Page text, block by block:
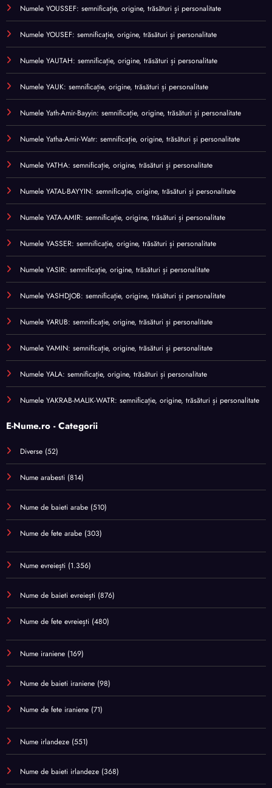
Numele YOUSSEF: semnificație, origine, trăsături și personalitate
Numele YOUSEF: semnificație, origine, trăsături și personalitate
Numele YAUTAH: semnificație, origine, trăsături și personalitate
Numele YAUK: semnificație, origine, trăsături și personalitate
Numele Yath-Amir-Bayyin: semnificație, origine, trăsături și personalitate
Numele Yatha-Amir-Watr: semnificație, origine, trăsături și personalitate
Numele YATHA: semnificație, origine, trăsături și personalitate
Numele YATAL-BAYYIN: semnificație, origine, trăsături și personalitate
Numele YATA-AMIR: semnificație, origine, trăsături și personalitate
Numele YASSER: semnificație, origine, trăsături și personalitate
Numele YASIR: semnificație, origine, trăsături și personalitate
Numele YASHDJOB: semnificație, origine, trăsături și personalitate
Numele YARUB: semnificație, origine, trăsături și personalitate
Numele YAMIN: semnificație, origine, trăsături și personalitate
Numele YALA: semnificație, origine, trăsături și personalitate
Numele YAKRAB-MALIK-WATR: semnificație, origine, trăsături și personalitate
E-Nume.ro - Categorii
Diverse (52)
Nume arabesti (814)
Nume de baieti arabe (510)
Nume de fete arabe (303)
Nume evreiești (1.356)
Nume de baieti evreiești (876)
Nume de fete evreiești (480)
Nume iraniene (169)
Nume de baieti iraniene (98)
Nume de fete iraniene (71)
Nume irlandeze (551)
Nume de baieti irlandeze (368)